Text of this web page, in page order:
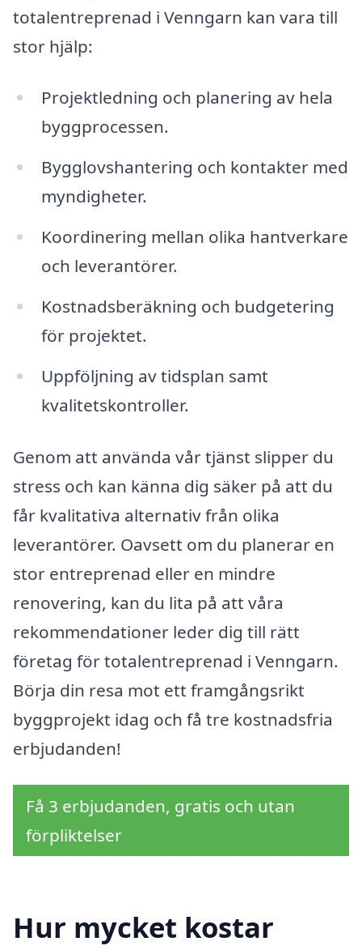
totalentreprenad i Venngarn kan vara till
stor hjälp:
Projektledning och planering av hela
byggprocessen.
Bygglovshantering och kontakter med
myndigheter.
Koordinering mellan olika hantverkare
och leverantörer.
Kostnadsberäkning och budgetering
för projektet.
Uppföljning av tidsplan samt
kvalitetskontroller.
Genom att använda vår tjänst slipper du
stress och kan känna dig säker på att du
får kvalitativa alternativ från olika
leverantörer. Oavsett om du planerar en
stor entreprenad eller en mindre
renovering, kan du lita på att våra
rekommendationer leder dig till rätt
företag för totalentreprenad i Venngarn.
Börja din resa mot ett framgångsrikt
byggprojekt idag och få tre kostnadsfria
erbjudanden!
Få 3 erbjudanden, gratis och utan
förpliktelser
Hur mycket kostar